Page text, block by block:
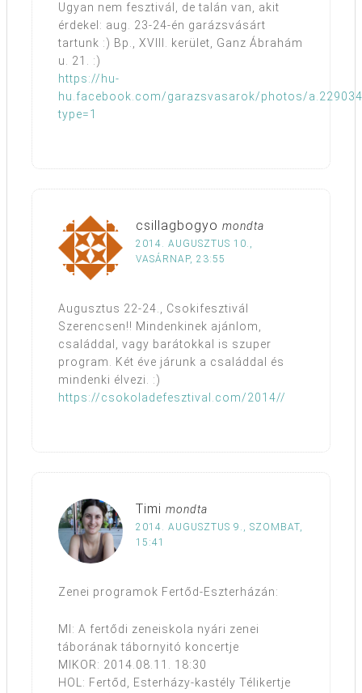
Ugyan nem fesztivál, de talán van, akit
érdekel: aug. 23-24-én garázsvásárt
tartunk :) Bp., XVIII. kerület, Ganz Ábrahám
u. 21. :)
https://hu-
hu.facebook.com/garazsvasarok/photos/
type=1
csillagbogyo mondta
2014. AUGUSZTUS 10.,
VASÁRNAP, 23:55
Augusztus 22-24., Csokifesztivál
Szerencsen!! Mindenkinek ajánlom,
családdal, vagy barátokkal is szuper
program. Két éve járunk a családdal és
mindenki élvezi. :)
https://csokoladefesztival.com/2014//
Timi mondta
2014. AUGUSZTUS 9., SZOMBAT,
15:41
Zenei programok Fertőd-Eszterházán:
MI: A fertődi zeneiskola nyári zenei
táborának tábornyitó koncertje
MIKOR: 2014.08.11. 18:30
HOL: Fertőd, Esterházy-kastély Télikertje